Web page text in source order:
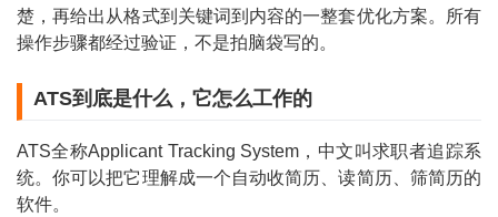
楚，再给出从格式到关键词到内容的一整套优化方案。所有
操作步骤都经过验证，不是拍脑袋写的。
ATS到底是什么，它怎么工作的
ATS全称Applicant Tracking System，中文叫求职者追踪系
统。你可以把它理解成一个自动收简历、读简历、筛简历的
软件。